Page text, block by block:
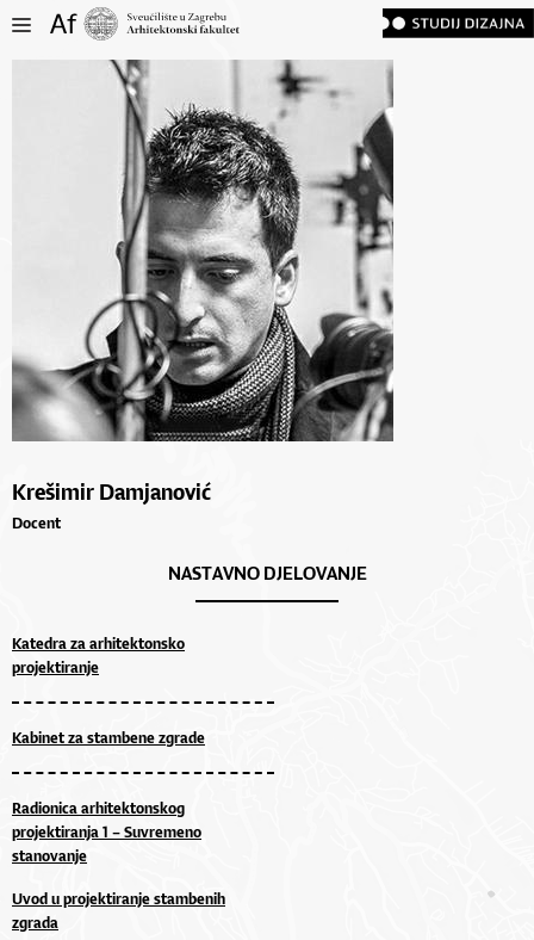
Krešimir Damjanović
Docent
NASTAVNO DJELOVANJE
Katedra za arhitektonsko
projektiranje
Kabinet za stambene zgrade
Radionica arhitektonskog
projektiranja 1 – Suvremeno
stanovanje
Uvod u projektiranje stambenih
zgrada